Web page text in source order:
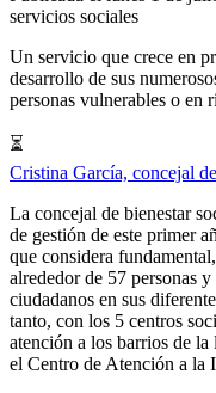
servicios sociales
Un servicio que crece en
desarrollo de sus
personas vulnerables o en
⏳
Cristina García, concejal
La concejal de bienestar
de gestión de este primer
que considera
alrededor de 57 personas
ciudadanos en sus
tanto, con los 5 centros
atención a los barrios de
el Centro de Atención a la